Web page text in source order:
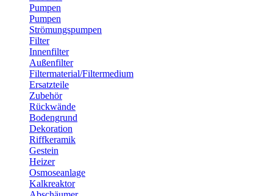
Pumpen
Pumpen
Strömungspumpen
Filter
Innenfilter
Außenfilter
Filtermaterial/Filtermedium
Ersatzteile
Zubehör
Rückwände
Bodengrund
Dekoration
Riffkeramik
Gestein
Heizer
Osmoseanlage
Kalkreaktor